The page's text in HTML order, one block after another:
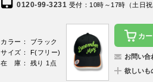
0120-99-3231 受付：10時～17時（土日祝
カラー： ブラック
サイズ： F(フリー)
在 庫： 残り 1点
カ
お問い合
欲しいも